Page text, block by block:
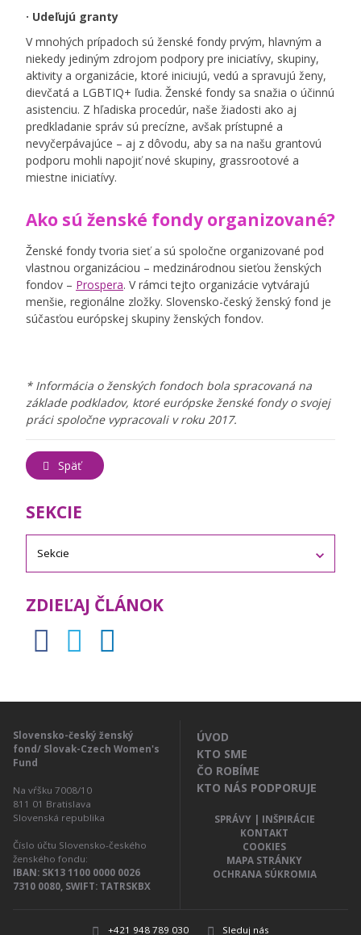
· Udeľujú granty
V mnohých prípadoch sú ženské fondy prvým, hlavným a
niekedy jediným zdrojom podpory pre iniciatívy, skupiny,
aktivity a organizácie, ktoré iniciujú, vedú a spravujú ženy,
dievčatá a LGBTIQ+ ľudia. Ženské fondy sa snažia o účinnú
asistenciu. Z hľadiska procedúr, naše žiadosti ako aj
predkladanie správ sú precízne, avšak prístupné a
nevyčerpávajúce – aj z dôvodu, aby sa na našu grantovú
podporu mohli napojiť nové skupiny, grassrootové a
miestne iniciatívy.
Ako sú ženské fondy organizované?
Ženské fondy tvoria sieť a sú spoločne organizované pod
vlastnou organizáciou – medzinárodnou sieťou ženských
fondov – Prospera. V rámci tejto organizácie vytvárajú
menšie, regionálne zložky. Slovensko-český ženský fond je
súčasťou európskej skupiny ženských fondov.
* Informácia o ženských fondoch bola spracovaná na
základe podkladov, ktoré európske ženské fondy o svojej
práci spoločne vypracovali v roku 2017.
Späť
SEKCIE
ZDIEĽAJ ČLÁNOK
Slovensko-český ženský
fond/ Slovak-Czech Women's
Fund
Na vŕšku 7008/10
811 01 Bratislava
Slovenská republika
Číslo účtu Slovensko-českého
ženského fondu:
IBAN: SK13 1100 0000 0026
7310 0080, SWIFT: TATRSKBX
ÚVOD
KTO SME
ČO ROBÍME
KTO NÁS PODPORUJE
SPRÁVY | INŠPIRÁCIE
KONTAKT
COOKIES
MAPA STRÁNKY
OCHRANA SÚKROMIA
+421 948 789 030 Sleduj nás